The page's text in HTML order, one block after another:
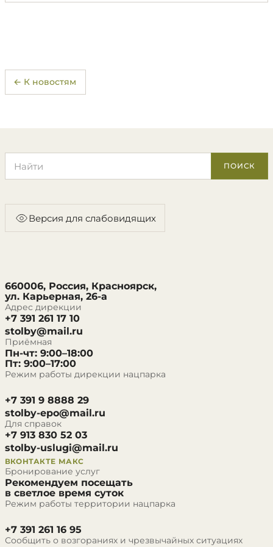
← К новостям
ПОИСК
Версия для слабовидящих
660006, Россия, Красноярск,
ул. Карьерная, 26-а
Адрес дирекции
+7 391 261 17 10
stolby@mail.ru
Приёмная
Пн-чт: 9:00–18:00
Пт: 9:00–17:00
Режим работы дирекции нацпарка
+7 391 9 8888 29
stolby-epo@mail.ru
Для справок
+7 913 830 52 03
stolby-uslugi@mail.ru
ВКОНТАКТЕ МАКС
Бронирование услуг
Рекомендуем посещать
в светлое время суток
Режим работы территории нацпарка
+7 391 261 16 95
Сообщить о возгораниях и чрезвычайных ситуациях